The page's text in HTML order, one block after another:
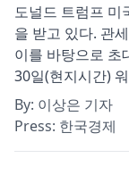
도널드 트럼프 미
을 받고 있다. 관
이를 바탕으로 초
30일(현지시간)
By: 이상은 기자
Press: 한국경제